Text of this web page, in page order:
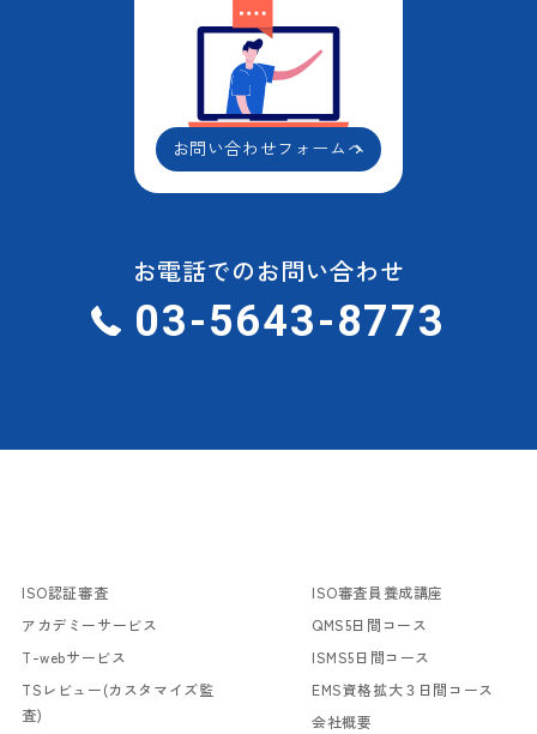
お問い合わせフォームへ
お電話でのお問い合わせ
03-5643-8773
ISO認証審査
アカデミーサービス
T-webサービス
TSレビュー(カスタマイズ監
査)
ISO審査員養成講座
QMS5日間コース
ISMS5日間コース
EMS資格拡大３日間コース
会社概要